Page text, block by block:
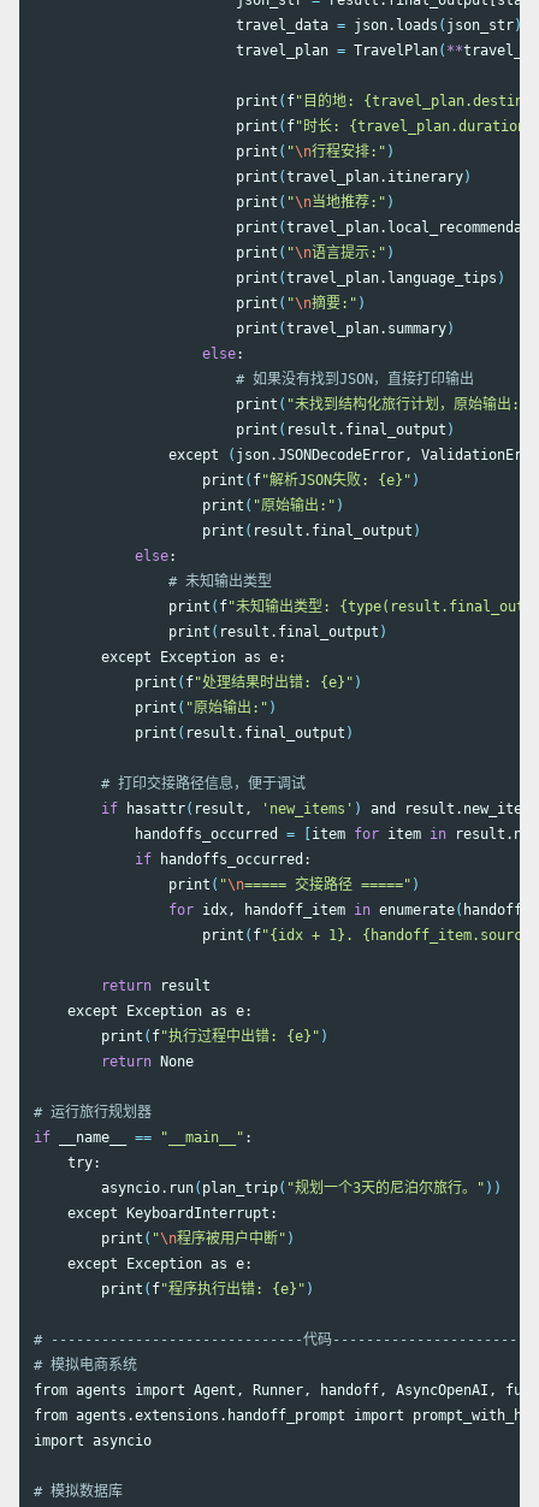
                        travel_data
= json.loads ( json_str)
                        travel_plan
= TravelPlan( **
                        print
( f"目的地:
                        print
( f"时长:
                        print
( "\n行程安排:" )
                        print
(travel_plan.itinerary)
                        print
( "\n当地推荐:" )
                        print
(
                        print
( "\n语言提示:" )
                        print
(travel_plan.language_tips )
                        print
( "\n摘要:" )
                        print
(travel_plan.summary)
else:
# 如果没有找到JSON，直接打印输出
                        print
( "未找到结构化旅行计划，原始输出:"
                        print
( result.final_output )
                except
( json.JSONDecodeError,
                    print
( f"解析JSON失败: {e}" )
                    print
( "原始输出:" )
                    print
( result.final_output )
else:
# 未知输出类型
                print
( f"未知输出类型:
                print
( result.final_output )
        except Exception as e:
            print
( f"处理结果时出错: {e}" )
            print
( "原始输出:" )
            print
( result.final_output )
# 打印交接路径信息，便于调试
if
hasattr( result, 'new_items' )
and
            handoffs_occurred
= item for item in
if
handoffs_occurred:
                print
( "\n===== 交接路径 =====" )
for idx, handoff_item in enumerate(
                    print
( f"{idx + 1}.
return
result
    except Exception as e:
        print
( f"执行过程中出错: {e}" )
return
None
# 运行旅行规划器
if
__name__ == "__main__" :
    try:
        asyncio.run
( plan_trip( "规划一个3天的尼泊尔旅行。" ))
    except KeyboardInterrupt:
        print
( "\n程序被用户中断" )
    except Exception as e:
        print
( f"程序执行出错: {e}" )
# ------------------------------代码
# 模拟电商系统
from agents import Agent, Runner, handoff, AsyncOpenAI,
from agents.extensions.handoff_prompt import
import asyncio
# 模拟数据库